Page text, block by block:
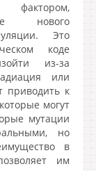
нового
Это
коде
из-за
или
приводить к
могут
мутации
но
в
им